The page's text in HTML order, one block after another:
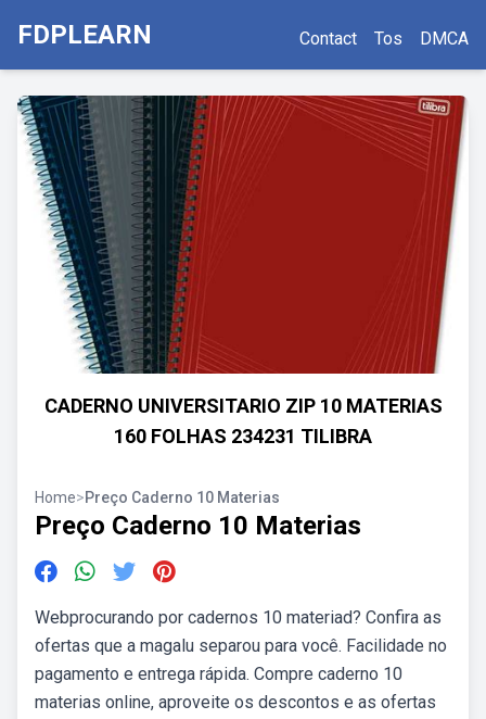
FDPLEARN Contact Tos DMCA
CADERNO UNIVERSITARIO ZIP 10 MATERIAS
160 FOLHAS 234231 TILIBRA
Home>Preço Caderno 10 Materias
Preço Caderno 10 Materias
Webprocurando por cadernos 10 materiad? Confira as
ofertas que a magalu separou para você. Facilidade no
pagamento e entrega rápida. Compre caderno 10
materias online, aproveite os descontos e as ofertas